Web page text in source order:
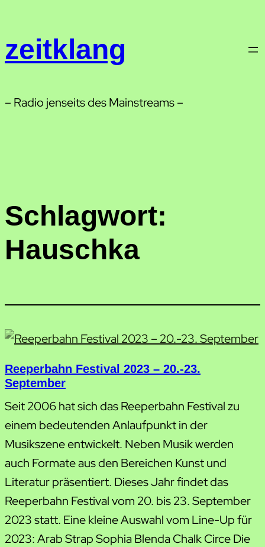
springen
zeitklang
– Radio jenseits des Mainstreams –
Schlagwort:
Hauschka
Reeperbahn Festival 2023 – 20.-23.
September
Seit 2006 hat sich das Reeperbahn Festival zu
einem bedeutenden Anlaufpunkt in der
Musikszene entwickelt. Neben Musik werden
auch Formate aus den Bereichen Kunst und
Literatur präsentiert. Dieses Jahr findet das
Reeperbahn Festival vom 20. bis 23. September
2023 statt. Eine kleine Auswahl vom Line-Up für
2023: Arab Strap Sophia Blenda Chalk Circe Die